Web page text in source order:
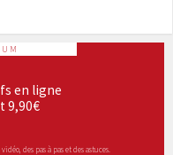
en ligne
9,90€
des pas à pas et des astuces.